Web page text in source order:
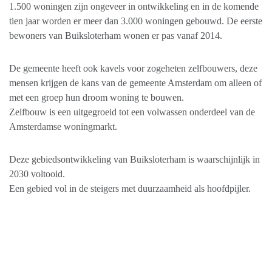
1.500 woningen zijn ongeveer in ontwikkeling en in de komende
tien jaar worden er meer dan 3.000 woningen gebouwd. De eerste
bewoners van Buiksloterham wonen er pas vanaf 2014.
De gemeente heeft ook kavels voor zogeheten zelfbouwers, deze
mensen krijgen de kans van de gemeente Amsterdam om alleen of
met een groep hun droom woning te bouwen.
Zelfbouw is een uitgegroeid tot een volwassen onderdeel van de
Amsterdamse woningmarkt.
Deze gebiedsontwikkeling van Buiksloterham is waarschijnlijk in
2030 voltooid.
Een gebied vol in de steigers met duurzaamheid als hoofdpijler.